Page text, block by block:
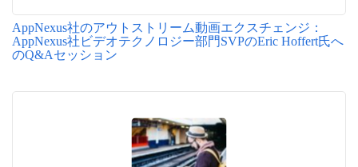
AppNexus社のアウトストリーム動画エクスチェンジ：
AppNexus社ビデオテクノロジー部門SVPのEric Hoffert氏へ
のQ&Aセッション